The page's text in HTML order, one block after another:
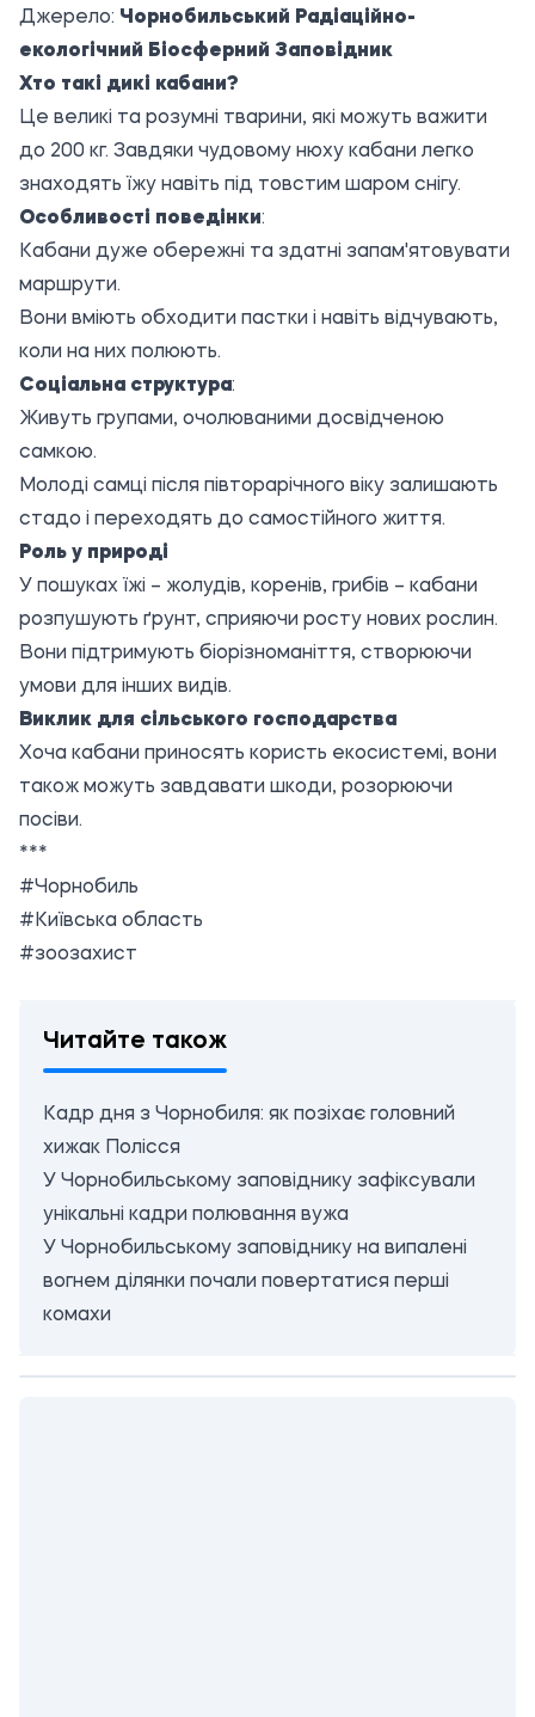
Джерело: Чорнобильський Радіаційно-
екологічний Біосферний Заповідник
Хто такі дикі кабани?
Це великі та розумні тварини, які можуть важити
до 200 кг. Завдяки чудовому нюху кабани легко
знаходять їжу навіть під товстим шаром снігу.
Особливості поведінки:
Кабани дуже обережні та здатні запам'ятовувати
маршрути.
Вони вміють обходити пастки і навіть відчувають,
коли на них полюють.
Соціальна структура:
Живуть групами, очолюваними досвідченою
самкою.
Молоді самці після півторарічного віку залишають
стадо і переходять до самостійного життя.
Роль у природі
У пошуках їжі – жолудів, коренів, грибів – кабани
розпушують ґрунт, сприяючи росту нових рослин.
Вони підтримують біорізноманіття, створюючи
умови для інших видів.
Виклик для сільського господарства
Хоча кабани приносять користь екосистемі, вони
також можуть завдавати шкоди, розорюючи
посіви.
***
#Чорнобиль
#Київська область
#зоозахист
Читайте також
Кадр дня з Чорнобиля: як позіхає головний
хижак Полісся
У Чорнобильському заповіднику зафіксували
унікальні кадри полювання вужа
У Чорнобильському заповіднику на випалені
вогнем ділянки почали повертатися перші
комахи